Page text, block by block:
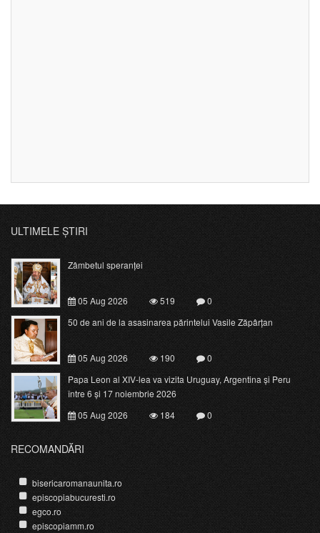
ULTIMELE ȘTIRI
Zâmbetul speranței
05 Aug 2026 519
0
50 de ani de la asasinarea părintelui Vasile Zăpârțan
05 Aug 2026 190
0
Papa Leon al XIV-lea va vizita Uruguay, Argentina și Peru
între 6 și 17 noiembrie 2026
05 Aug 2026
184 0
RECOMANDĂRI
bisericaromanaunita.ro
episcopiabucuresti.ro
egco.ro
episcopiamm.ro